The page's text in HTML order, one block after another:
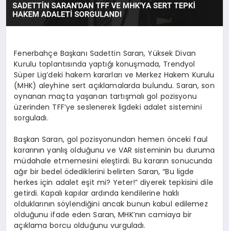
Fenerbahçe Başkanı Sadettin Saran, Yüksek Divan
Kurulu toplantısında yaptığı konuşmada, Trendyol
Süper Lig’deki hakem kararları ve Merkez Hakem Kurulu
(MHK) aleyhine sert açıklamalarda bulundu. Saran, son
oynanan maçta yaşanan tartışmalı gol pozisyonu
üzerinden TFF’ye seslenerek ligdeki adalet sistemini
sorguladı.
Başkan Saran, gol pozisyonundan hemen önceki faul
kararının yanlış olduğunu ve VAR sisteminin bu duruma
müdahale etmemesini eleştirdi. Bu kararın sonucunda
ağır bir bedel ödediklerini belirten Saran, “Bu ligde
herkes için adalet eşit mi? Yeter!” diyerek tepkisini dile
getirdi. Kapalı kapılar ardında kendilerine haklı
olduklarının söylendiğini ancak bunun kabul edilemez
olduğunu ifade eden Saran, MHK’nın camiaya bir
açıklama borcu olduğunu vurguladı.